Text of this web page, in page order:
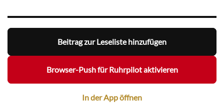
Beitrag zur Leseliste hinzufügen
Browser-Push für Ruhrpilot aktivieren
In der App öffnen